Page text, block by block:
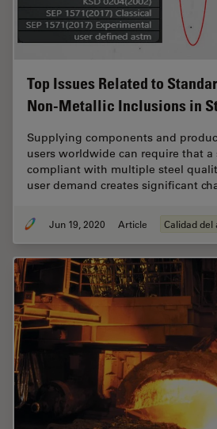
Top Issues Related to
Non-Metallic Inclusions in
Supplying components and
users worldwide can require that a
compliant with multiple steel
user demand creates significant
Jun 19, 2020 Article Calidad del